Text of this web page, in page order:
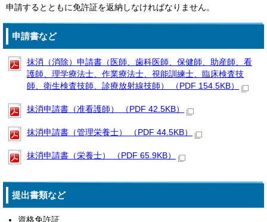
申請するとともに免許証を返納しなければなりません。
申請書など
抹消（消除）申請書（医師、歯科医師、保健師、助産師、看
護師、理学療法士、作業療法士、視能訓練士、臨床検査技
師、衛生検査技師、診療放射線技師） （PDF 154.5KB）
抹消申請書（准看護師） （PDF 42.5KB）
抹消申請書（管理栄養士） （PDF 44.5KB）
抹消申請書（栄養士） （PDF 65.9KB）
提出書類など
資格免許証